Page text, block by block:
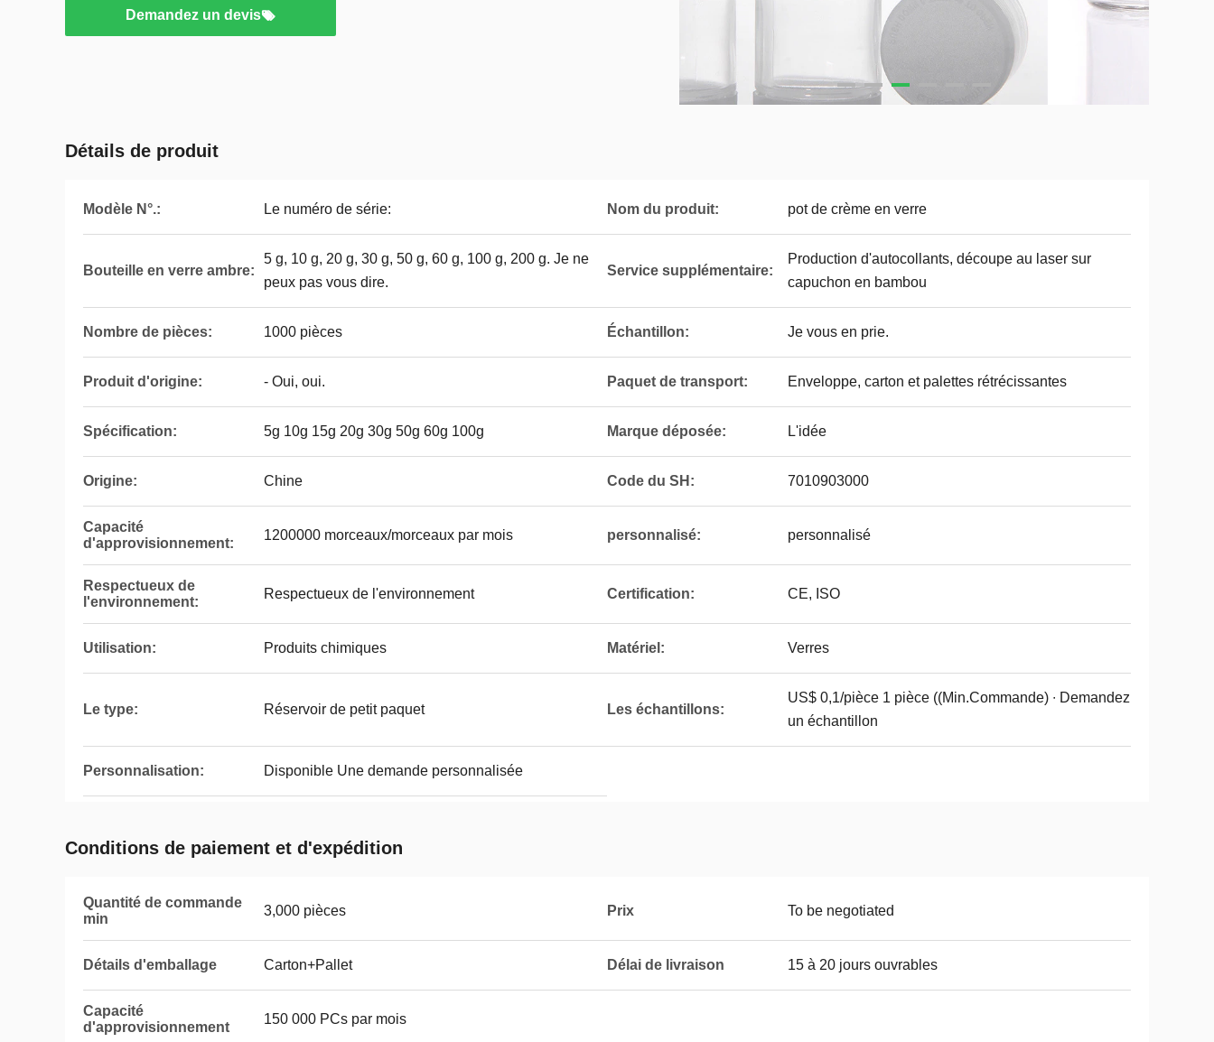
Demandez un devis
Détails de produit
Modèle N°.: Le numéro de série: Nom du produit: pot de crème en verre
Bouteille en verre ambre:
5 g, 10 g, 20 g, 30 g, 50 g, 60 g, 100 g, 200 g. Je ne
peux pas vous dire.
Service supplémentaire:
Production d'autocollants, découpe au laser sur
capuchon en bambou
Nombre de pièces: 1000 pièces Échantillon: Je vous en prie.
Produit d'origine: - Oui, oui. Paquet de transport: Enveloppe, carton et palettes rétrécissantes
Spécification: 5g 10g 15g 20g 30g 50g 60g 100g Marque déposée: L'idée
Origine: Chine Code du SH: 7010903000
Capacité
d'approvisionnement:
1200000 morceaux/morceaux par mois personnalisé: personnalisé
Respectueux de
l'environnement:
Respectueux de l'environnement Certification: CE, ISO
Utilisation: Produits chimiques Matériel: Verres
Le type: Réservoir de petit paquet Les échantillons:
US$ 0,1/pièce 1 pièce ((Min.Commande) ∙ Demandez
un échantillon
Personnalisation: Disponible Une demande personnalisée
Conditions de paiement et d'expédition
Quantité de commande
min
3,000 pièces Prix To be negotiated
Détails d'emballage Carton+Pallet Délai de livraison 15 à 20 jours ouvrables
Capacité
d'approvisionnement
150 000 PCs par mois